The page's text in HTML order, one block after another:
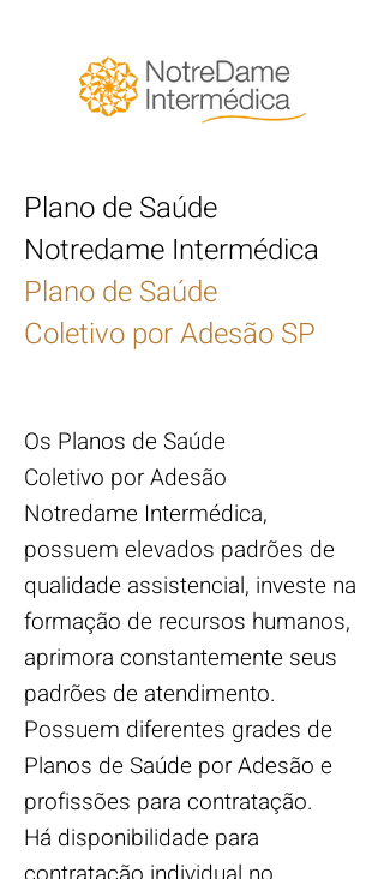
Plano de Saúde
Notredame Intermédica
Plano de Saúde
Coletivo por Adesão SP
Os Planos de Saúde
Coletivo por Adesão
Notredame Intermédica,
possuem elevados padrões de
qualidade assistencial, investe na
formação de recursos humanos,
aprimora constantemente seus
padrões de atendimento.
Possuem diferentes grades de
Planos de Saúde por Adesão e
profissões para contratação.
Há disponibilidade para